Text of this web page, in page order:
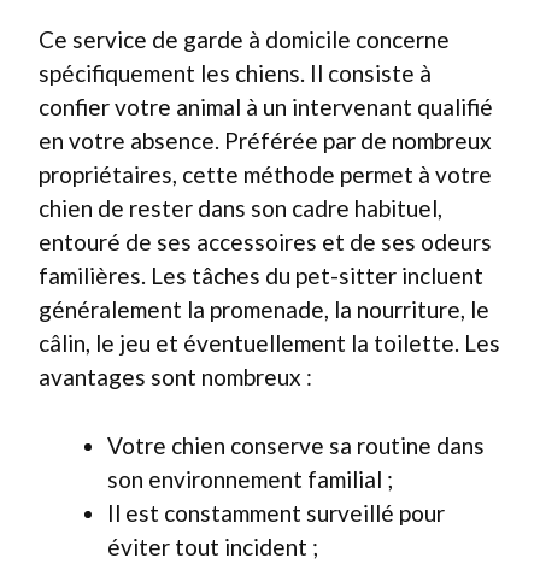
Ce service de garde à domicile concerne
spécifiquement les chiens. Il consiste à
confier votre animal à un intervenant qualifié
en votre absence. Préférée par de nombreux
propriétaires, cette méthode permet à votre
chien de rester dans son cadre habituel,
entouré de ses accessoires et de ses odeurs
familières. Les tâches du pet-sitter incluent
généralement la promenade, la nourriture, le
câlin, le jeu et éventuellement la toilette. Les
avantages sont nombreux :
Votre chien conserve sa routine dans
son environnement familial ;
Il est constamment surveillé pour
éviter tout incident ;